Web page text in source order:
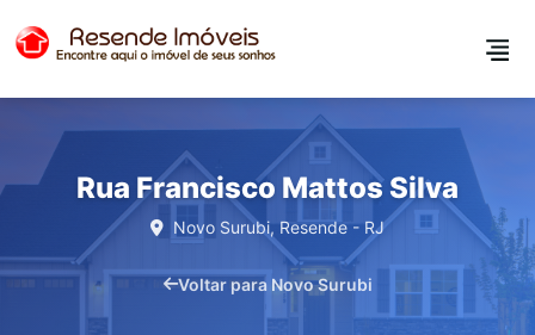
Rua Francisco Mattos Silva
Novo Surubi, Resende - RJ
Voltar para Novo Surubi